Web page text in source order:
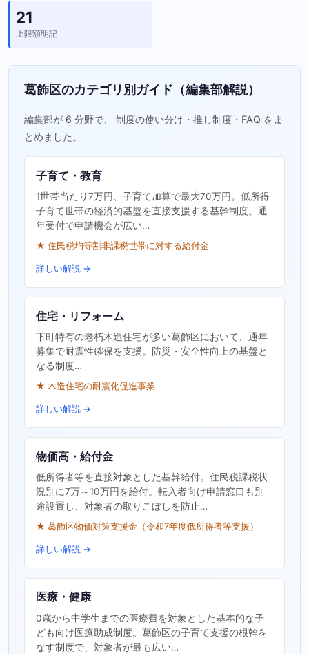
21
上限額明記
葛飾区のカテゴリ別ガイド（編集部解説）
編集部が 6 分野で、 制度の使い分け・推し制度・FAQ をま
とめました。
子育て・教育
1世帯当たり7万円、子育て加算で最大70万円。低所得
子育て世帯の経済的基盤を直接支援する基幹制度。通
年受付で申請機会が広い…
★ 住民税均等割非課税世帯に対する給付金
詳しい解説 →
住宅・リフォーム
下町特有の老朽木造住宅が多い葛飾区において、通年
募集で耐震性確保を支援。防災・安全性向上の基盤と
なる制度…
★ 木造住宅の耐震化促進事業
詳しい解説 →
物価高・給付金
低所得者等を直接対象とした基幹給付。住民税課税状
況別に7万～10万円を給付。転入者向け申請窓口も別
途設置し、対象者の取りこぼしを防止…
★ 葛飾区物価対策支援金（令和7年度低所得者等支援）
詳しい解説 →
医療・健康
0歳から中学生までの医療費を対象とした基本的な子
ども向け医療助成制度。葛飾区の子育て支援の根幹を
なす制度で、対象者が最も広い…